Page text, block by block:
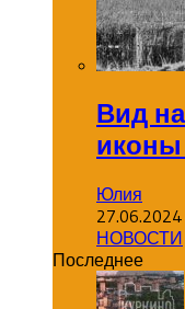
Вид
Юлия
27.06.2024
НОВОСТИ
Последнее